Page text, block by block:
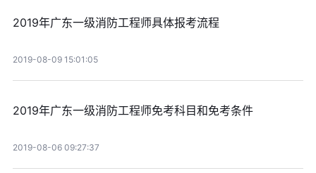
2019年广东一级消防工程师具体报考流程
2019-08-09 15:01:05
2019年广东一级消防工程师免考科目和免考条件
2019-08-06 09:27:37